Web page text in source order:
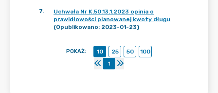
7.
Uchwała Nr K.50.13.1.2023 opinia o
prawidłowości planowanej kwoty długu
(Opublikowano: 2023-01-23)
POKAŻ: 10 25 50
100
1